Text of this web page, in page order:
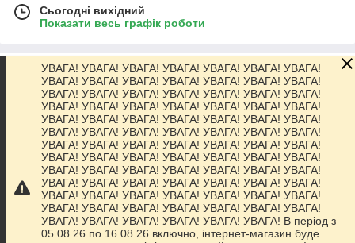
Сьогодні вихідний
Показати весь графік роботи
Про нас
Контакти
Доставка та оплата
Графік роботи
Повна версія сайту
УВАГА! УВАГА! УВАГА! УВАГА! УВАГА! УВАГА! УВАГА!
УВАГА! УВАГА! УВАГА! УВАГА! УВАГА! УВАГА! УВАГА!
УВАГА! УВАГА! УВАГА! УВАГА! УВАГА! УВАГА! УВАГА!
УВАГА! УВАГА! УВАГА! УВАГА! УВАГА! УВАГА! УВАГА!
УВАГА! УВАГА! УВАГА! УВАГА! УВАГА! УВАГА! УВАГА!
УВАГА! УВАГА! УВАГА! УВАГА! УВАГА! УВАГА! УВАГА!
УВАГА! УВАГА! УВАГА! УВАГА! УВАГА! УВАГА! УВАГА!
УВАГА! УВАГА! УВАГА! УВАГА! УВАГА! УВАГА! УВАГА!
УВАГА! УВАГА! УВАГА! УВАГА! УВАГА! УВАГА! УВАГА!
УВАГА! УВАГА! УВАГА! УВАГА! УВАГА! УВАГА! УВАГА!
УВАГА! УВАГА! УВАГА! УВАГА! УВАГА! УВАГА! УВАГА!
УВАГА! УВАГА! УВАГА! УВАГА! УВАГА! УВАГА! УВАГА!
УВАГА! УВАГА! УВАГА! УВАГА! УВАГА! УВАГА! В період з
05.08.26 по 16.08.26 включно, інтернет-магазин буде